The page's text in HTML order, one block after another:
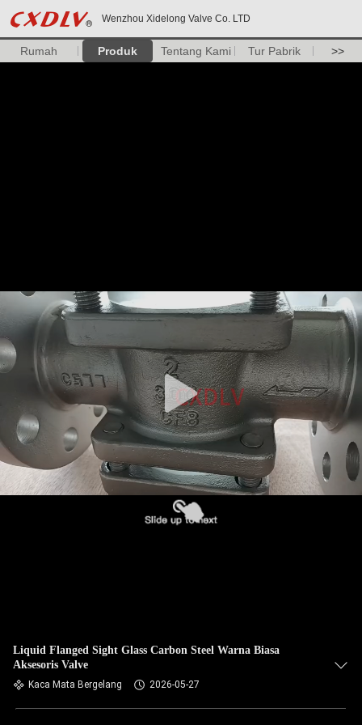
Wenzhou Xidelong Valve Co. LTD
Rumah Produk Tentang Kami Tur Pabrik >>
Liquid Flanged Sight Glass Carbon Steel Warna Biasa
Aksesoris Valve
Kaca Mata Bergelang 2026-05-27